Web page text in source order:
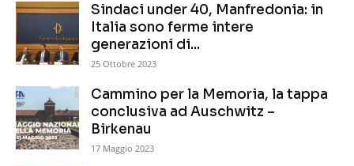
Sindaci under 40, Manfredonia: in
Italia sono ferme intere
generazioni di...
25 Ottobre 2023
Cammino per la Memoria, la tappa
conclusiva ad Auschwitz –
Birkenau
17 Maggio 2023